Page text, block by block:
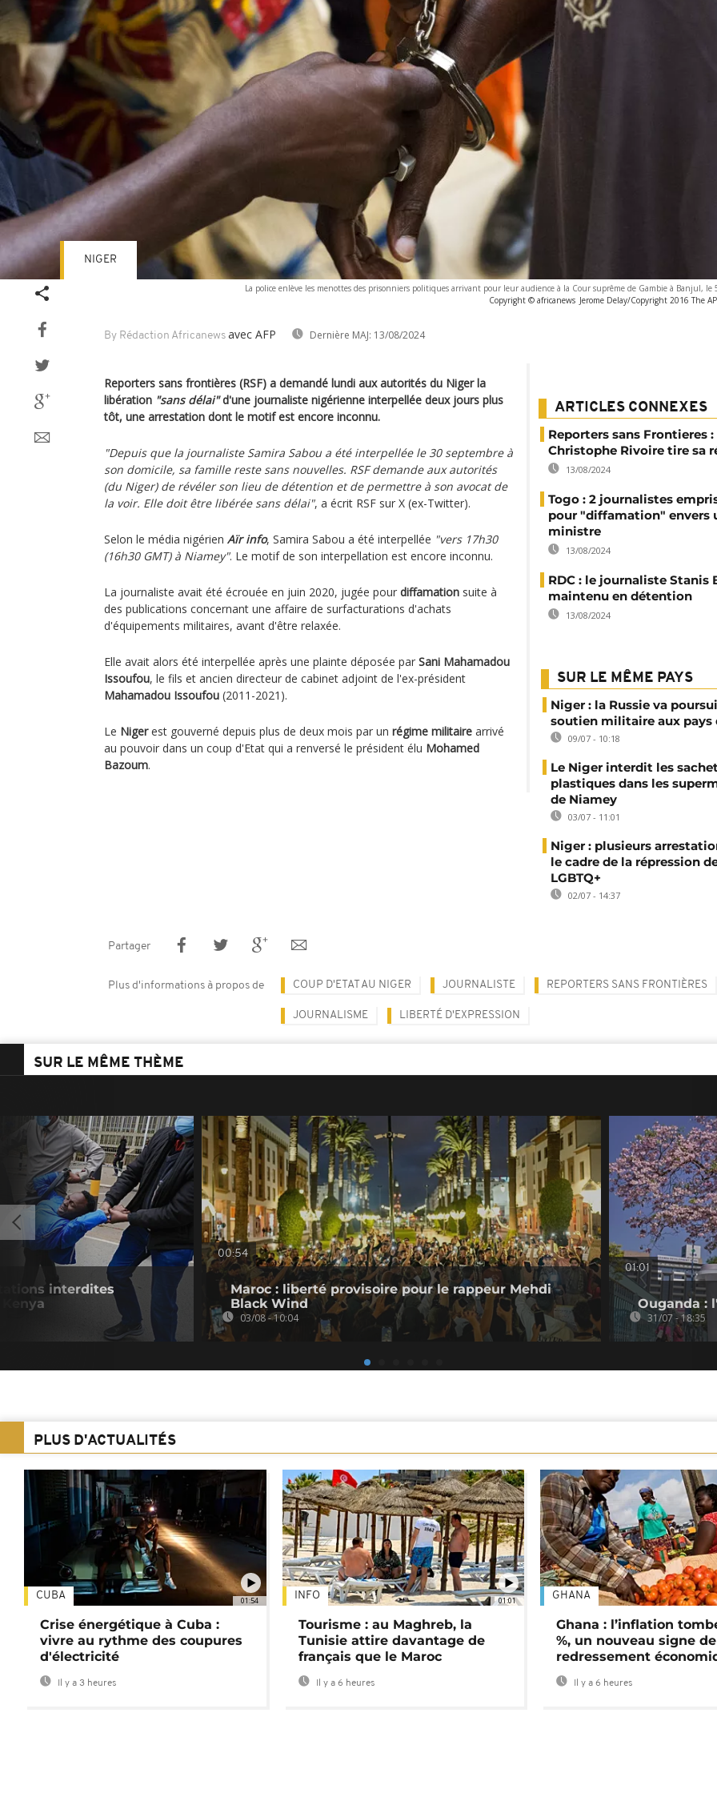
La police enlève les menottes des prisonniers politiques arrivant pour leur audience à la Cour suprême de Gambie à Banjul, le
Copyright © africanews Jerome Delay/Copyright 2016 The
By Rédaction Africanews avec AFP Dernière MAJ: 13/08/2024
NIGER
Reporters sans frontières (RSF) a demandé lundi aux autorités du Niger la
libération "sans délai"d'une journaliste nigérienne interpellée deux jours plus
tôt, une arrestation dont le motif est encore inconnu.
"Depuis que la journaliste Samira Sabou a été interpellée le 30 septembre à
son domicile, sa famille reste sans nouvelles. RSF demande aux autorités
(du Niger) de révéler son lieu de détention et de permettre à son avocat de
la voir. Elle doit être libérée sans délai", a écrit RSF sur X (ex-Twitter).
Selon le média nigérien Aïr info, Samira Sabou a été interpellée "vers 17h30
(16h30 GMT) à Niamey". Le motif de son interpellation est encore inconnu.
La journaliste avait été écrouée en juin 2020, jugée pour diffamation suite à
des publications concernant une affaire de surfacturations d'achats
d'équipements militaires, avant d'être relaxée.
Elle avait alors été interpellée après une plainte déposée par Sani Mahamadou
Issoufou, le fils et ancien directeur de cabinet adjoint de l'ex-président
Mahamadou Issoufou (2011-2021).
Le Nigerest gouverné depuis plus de deux mois par un régime militaire arrivé
au pouvoir dans un coup d'Etat qui a renversé le président élu Mohamed
Bazoum.
ARTICLES CONNEXES
Reporters sans Frontieres :
Christophe Rivoire tire sa
13/08/2024
Togo : 2 journalistes
pour "diffamation" envers
ministre
13/08/2024
RDC : le journaliste Stanis
maintenu en détention
13/08/2024
SUR LE MÊME PAYS
Niger : la Russie va
soutien militaire aux pays
09/07 - 10:18
Le Niger interdit les
plastiques dans les
de Niamey
03/07 - 11:01
Niger : plusieurs
le cadre de la répression
LGBTQ+
02/07 - 14:37
Partager
Plus d'informations à propos de COUP D'ETAT AU NIGER JOURNALISTE REPORTERS SANS FRONTIÈRES
JOURNALISME LIBERTÉ D'EXPRESSION
SUR LE MÊME THÈME
interdites
00:54
Maroc : liberté provisoire pour le rappeur Mehdi
Black Wind
03/08 - 10:04
01:01
Ouganda :
31/07 - 18:35
PLUS D'ACTUALITÉS
01:54
CUBA
Crise énergétique à Cuba :
vivre au rythme des coupures
d'électricité
Il y a 3 heures
01:01
INFO
Tourisme : au Maghreb, la
Tunisie attire davantage de
français que le Maroc
Il y a 6 heures
GHANA
Ghana : l’inflation
%, un nouveau signe de
redressement
Il y a 6 heures